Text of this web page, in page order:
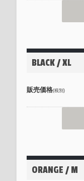
BLACK / XL
販売価格(税別)
ORANGE / M